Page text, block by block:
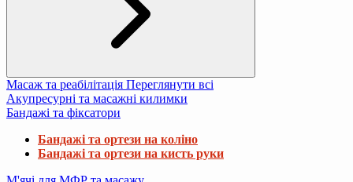
Масаж та реабілітація Переглянути всі
Акупресурні та масажні килимки
Бандажі та фіксатори
Бандажі та ортези на коліно
Бандажі та ортези на кисть руки